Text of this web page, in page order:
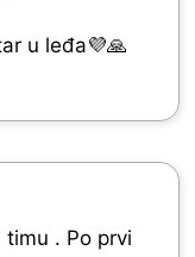
u leđa💜🙏
. Po prvi